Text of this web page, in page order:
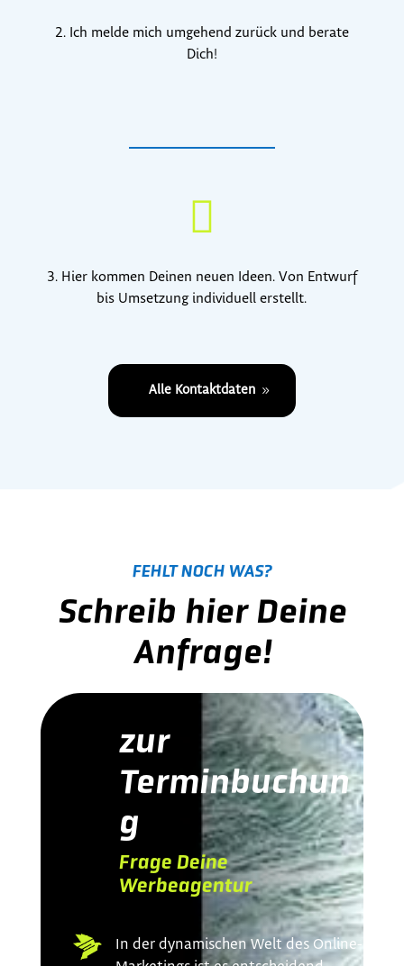
2. Ich melde mich umgehend zurück und berate
Dich!

3. Hier kommen Deinen neuen Ideen. Von Entwurf
bis Umsetzung individuell erstellt.
Alle Kontaktdaten
FEHLT NOCH WAS?
Schreib hier Deine
Anfrage!
zur
Terminbuchun
g
Frage Deine
Werbeagentur
In der dynamischen Welt des Online-